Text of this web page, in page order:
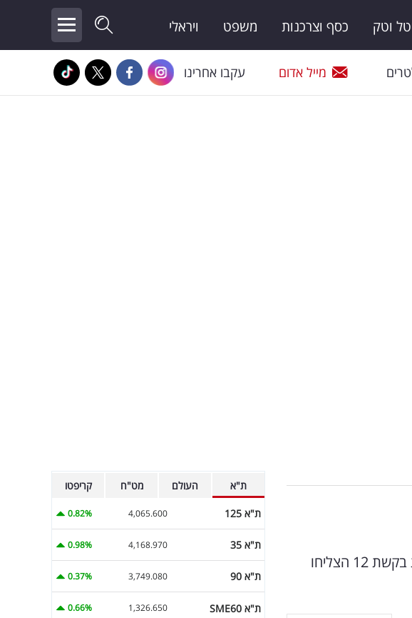
וטק כסף וצרכנות משפט ויראלי
מייל אדום עקבו אחרינו
הערב הגדול של רשת 13 מסתיים עם אחוזי רייטינג יפים בהחלט, בכל הקשור לגזרת החדשות בקשת 12 הצליחו
ת"א העולם מט"ח קריפטו
ת"א 125 4,065.600
0.82%
ת"א 35 4,168.970
0.98%
ת"א 90 3,749.080
0.37%
ת"א SME60 1,326.650
0.66%